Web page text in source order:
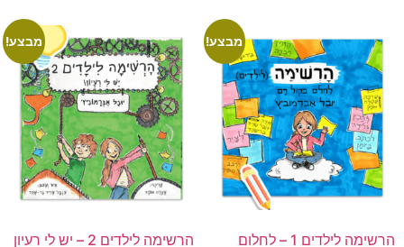
מבצע!
הרשימה לילדים 1 – לחלום
מבצע!
הרשימה לילדים 2 – יש לי רעיון